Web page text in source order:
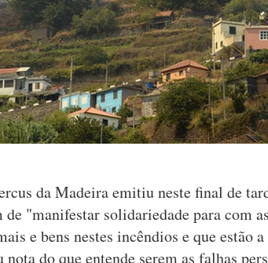
da Madeira emitiu neste final de
"manifestar solidariedade para com
e bens nestes incêndios e que estão
do que entende serem as falhas